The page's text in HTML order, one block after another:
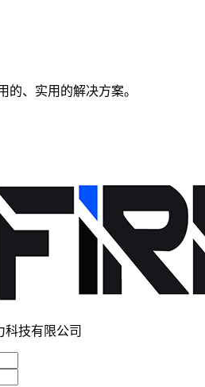
的、实用的解决方案。
科技有限公司